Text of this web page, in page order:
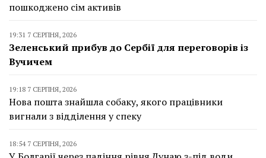
пошкоджено сім активів
19:31 7 СЕРПНЯ, 2026
Зеленський прибув до Сербії для переговорів із
Вучичем
19:18 7 СЕРПНЯ, 2026
Нова пошта знайшла собаку, якого працівники
вигнали з відділення у спеку
18:54 7 СЕРПНЯ, 2026